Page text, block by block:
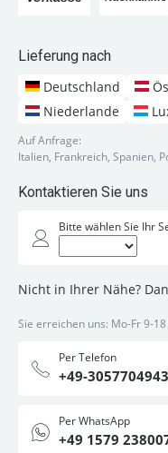
Lieferung nach
Deutschland
Niederlande
Auf Anfrage:
Italien, Frankreich, Spanien,
Kontaktieren Sie uns
Bitte wählen Sie Ihr
Nicht in Ihrer Nähe?
Sie erreichen uns: Mo-Fr 9-
Per Telefon
+49-
Per WhatsApp
+49 1579